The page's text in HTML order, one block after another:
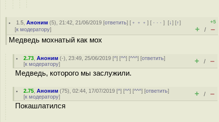
1.5 ,Аноним (5), 21:42, 21/06/2019 [ответить] [ ﹢﹢﹢] [ · · ·][↓] [↑]
[к модератору]
+5
+ / –
Медведь мохнатый как мох
2.73 ,Аноним (-), 23:49, 25/06/2019 [^] [^^] [^^^] [ответить]
[к модератору] + / –
Медведь, которого мы заслужили.
2.75 ,Аноним (75), 02:44, 17/07/2019 [^] [^^] [^^^] [ответить]
[к модератору] + / –
Покашлатился